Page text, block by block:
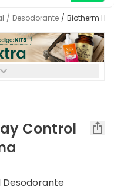
/ Desodorante / Biotherm
Control
Desodorante